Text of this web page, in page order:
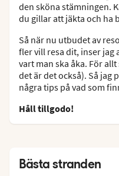
den sköna stämningen.
du gillar att jäkta och ha
Så när nu utbudet av
fler vill resa dit, inser jag
vart man ska åka. För
det är det också). Så jag
några tips på vad som
Håll tillgodo!
Bästa stranden